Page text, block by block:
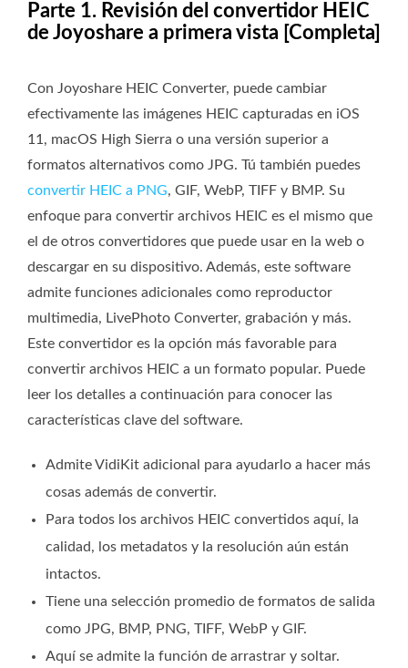
Parte 1. Revisión del convertidor HEIC
de Joyoshare a primera vista [Completa]
Con Joyoshare HEIC Converter, puede cambiar
efectivamente las imágenes HEIC capturadas en iOS
11, macOS High Sierra o una versión superior a
formatos alternativos como JPG. Tú también puedes
convertir HEIC a PNG, GIF, WebP, TIFF y BMP. Su
enfoque para convertir archivos HEIC es el mismo que
el de otros convertidores que puede usar en la web o
descargar en su dispositivo. Además, este software
admite funciones adicionales como reproductor
multimedia, LivePhoto Converter, grabación y más.
Este convertidor es la opción más favorable para
convertir archivos HEIC a un formato popular. Puede
leer los detalles a continuación para conocer las
características clave del software.
Admite VidiKit adicional para ayudarlo a hacer más
cosas además de convertir.
Para todos los archivos HEIC convertidos aquí, la
calidad, los metadatos y la resolución aún están
intactos.
Tiene una selección promedio de formatos de salida
como JPG, BMP, PNG, TIFF, WebP y GIF.
Aquí se admite la función de arrastrar y soltar.